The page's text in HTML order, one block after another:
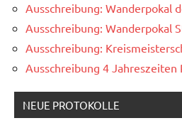
Ausschreibung: Wanderpokal
Ausschreibung: Wanderpokal
Ausschreibung:
Ausschreibung 4 Jahreszeiten
NEUE PROTOKOLLE